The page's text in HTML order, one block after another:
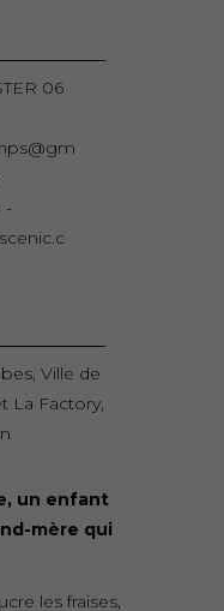
06
-
Ville de
La Factory,
un enfant
mère qui
les fraises,